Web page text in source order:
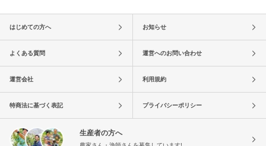
はじめての方へ お知らせ
よくある質問 運営へのお問い合わせ
運営会社 利用規約
特商法に基づく表記 プライバシーポリシー
生産者の方へ